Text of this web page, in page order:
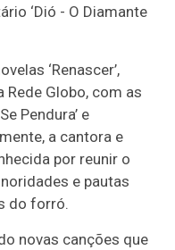
‘Dió - O Diamante
‘Renascer’,
Rede Globo, com as
Pendura’ e
a cantora e
por reunir o
e pautas
do forró.
novas canções que